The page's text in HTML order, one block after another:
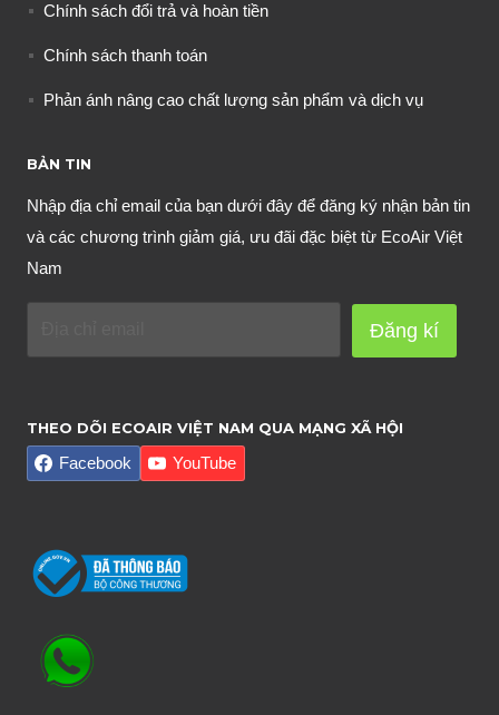
Chính sách đổi trả và hoàn tiền
Chính sách thanh toán
Phản ánh nâng cao chất lượng sản phẩm và dịch vụ
BẢN TIN
Nhập địa chỉ email của bạn dưới đây để đăng ký nhận bản tin
và các chương trình giảm giá, ưu đãi đặc biệt từ EcoAir Việt
Nam
Đăng kí
THEO DÕI ECOAIR VIỆT NAM QUA MẠNG XÃ HỘI
Facebook YouTube